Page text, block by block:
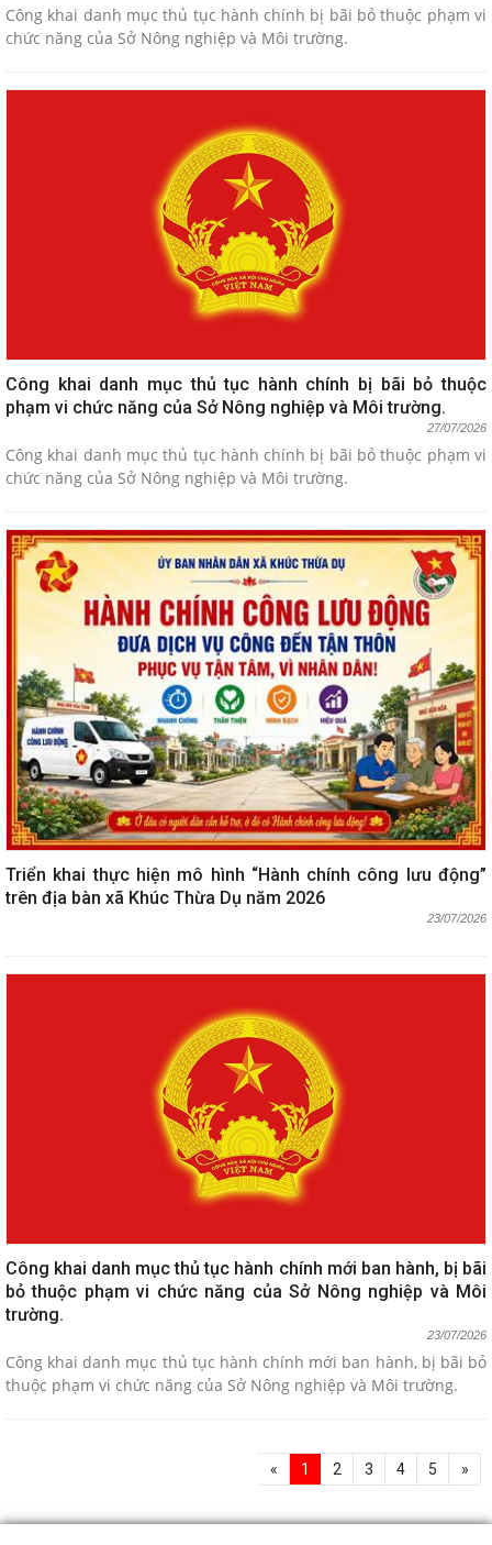
Công khai danh mục thủ tục hành chính bị bãi bỏ thuộc phạm vi
chức năng của Sở Nông nghiệp và Môi trường.
Công khai danh mục thủ tục hành chính bị bãi bỏ thuộc
phạm vi chức năng của Sở Nông nghiệp và Môi trường.
27/07/2026
Công khai danh mục thủ tục hành chính bị bãi bỏ thuộc phạm vi
chức năng của Sở Nông nghiệp và Môi trường.
Triển khai thực hiện mô hình “Hành chính công lưu động”
trên địa bàn xã Khúc Thừa Dụ năm 2026
23/07/2026
Công khai danh mục thủ tục hành chính mới ban hành, bị bãi
bỏ thuộc phạm vi chức năng của Sở Nông nghiệp và Môi
trường.
23/07/2026
Công khai danh mục thủ tục hành chính mới ban hành, bị bãi bỏ
thuộc phạm vi chức năng của Sở Nông nghiệp và Môi trường.
« 1 2 3 4 5 »